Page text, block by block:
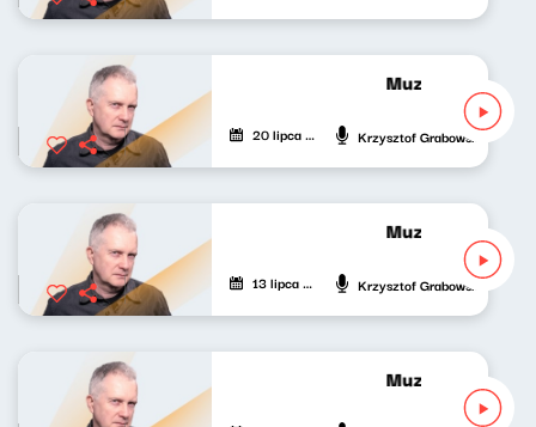
Muzyka bardzo
20 lipca 2026 Krzysztof Grabowski
Muzyka bardzo
13 lipca 2026 Krzysztof Grabowski
Muzyka bardzo